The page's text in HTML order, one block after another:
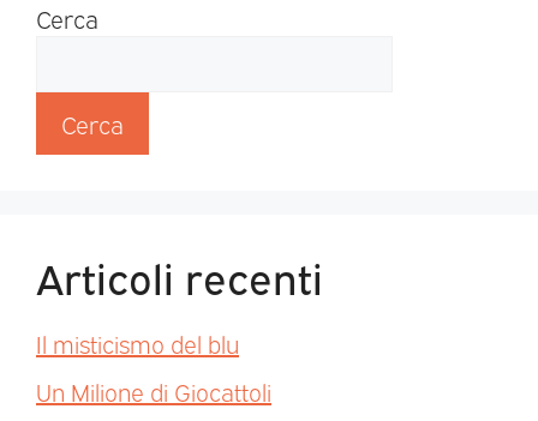
Cerca
Cerca
Articoli recenti
Il misticismo del blu
Un Milione di Giocattoli